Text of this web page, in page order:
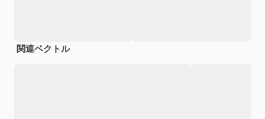
関連ベクトル